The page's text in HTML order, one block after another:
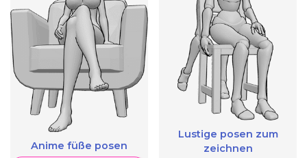
Anime füße posen
Lustige posen zum
zeichnen